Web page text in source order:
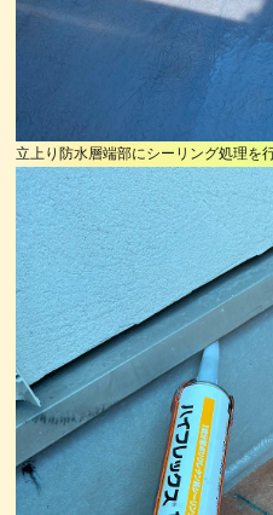
立上り防水層端部にシーリング処理を